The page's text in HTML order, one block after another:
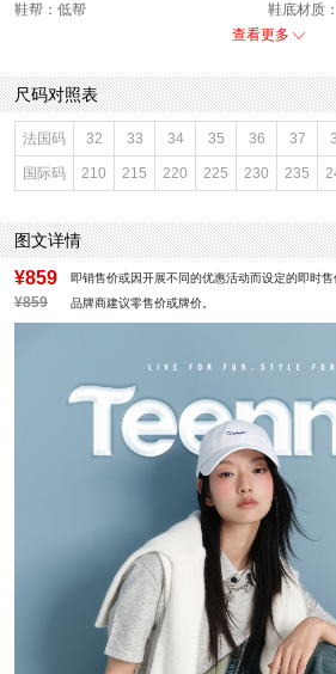
鞋帮：低帮
鞋底材质
色系：灰色
闭合方式：系带
前掌高度
款式季节：秋季
配跟：无
鞋垫材质：纺织品
鞋头款式
鞋面材质：纺织品,人造革
鞋面图案
参考鞋长(女)：27CM
适用人群
性别：女子
皮质特征
里料材质：纺织品
风格：休
查看更多
尺码对照表
法国码 32 33 34 35 36 37
国际码 210 215 220 225 230 235
图文详情
¥859 即销售价或因开展不同的优惠活动而设定的即时售
¥859 品牌商建议零售价或牌价。